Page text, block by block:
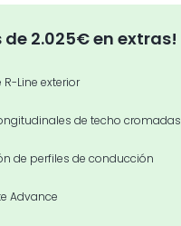
de 2.025€ en extras!
R-Line exterior
de techo cromadas
de perfiles de conducción
Advance